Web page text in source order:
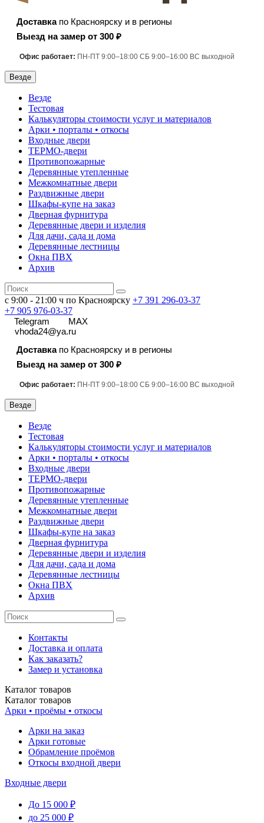
Доставкапо Красноярску и в регионы
Выезд на замер от 300 ₽
Офис работает: ПН-ПТ 9:00–18:00 СБ 9:00–16:00 ВС выходной
Везде
Везде
Тестовая
Калькуляторы стоимости услуг и материалов
Арки • порталы • откосы
Входные двери
ТЕРМО-двери
Противопожарные
Деревянные утепленные
Межкомнатные двери
Раздвижные двери
Шкафы-купе на заказ
Дверная фурнитура
Деревянные двери и изделия
Для дачи, сада и дома
Деревянные лестницы
Окна ПВХ
Архив
с 9:00 - 21:00 ч по Красноярску +7 391 296-03-37
+7 905 976-03-37
Telegram
MAX
vhoda24@ya.ru
Доставкапо Красноярску и в регионы
Выезд на замер от 300 ₽
Офис работает: ПН-ПТ 9:00–18:00 СБ 9:00–16:00 ВС выходной
Везде
Везде
Тестовая
Калькуляторы стоимости услуг и материалов
Арки • порталы • откосы
Входные двери
ТЕРМО-двери
Противопожарные
Деревянные утепленные
Межкомнатные двери
Раздвижные двери
Шкафы-купе на заказ
Дверная фурнитура
Деревянные двери и изделия
Для дачи, сада и дома
Деревянные лестницы
Окна ПВХ
Архив
Контакты
Доставка и оплата
Как заказать?
Замер и установка
Каталог товаров
Каталог товаров
Арки • проёмы • откосы
Арки на заказ
Арки готовые
Обрамление проёмов
Откосы входной двери
Входные двери
До 15 000 ₽
до 25 000 ₽